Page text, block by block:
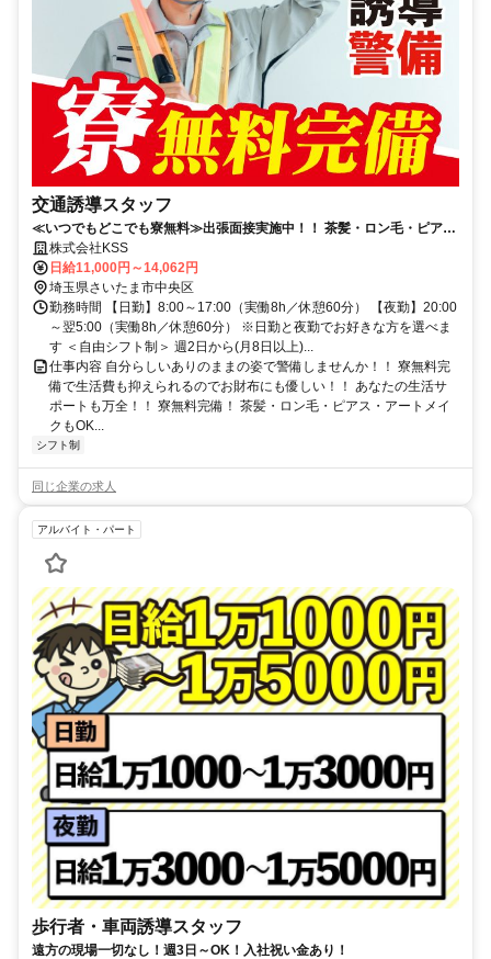
交通誘導スタッフ
≪いつでもどこでも寮無料≫出張面接実施中！！ 茶髪・ロン毛・ピア
ス・アートメイクOK★
株式会社KSS
日給11,000円～14,062円
埼玉県さいたま市中央区
勤務時間 【日勤】8:00～17:00（実働8h／休憩60分） 【夜勤】20:00
～翌5:00（実働8h／休憩60分） ※日勤と夜勤でお好きな方を選べま
す ＜自由シフト制＞ 週2日から(月8日以上)...
仕事内容 自分らしいありのままの姿で警備しませんか！！ 寮無料完
備で生活費も抑えられるのでお財布にも優しい！！ あなたの生活サ
ポートも万全！！ 寮無料完備！ 茶髪・ロン毛・ピアス・アートメイ
クもOK...
シフト制
同じ企業の求人
アルバイト・パート
歩行者・車両誘導スタッフ
遠方の現場一切なし！週3日～OK！入社祝い金あり！